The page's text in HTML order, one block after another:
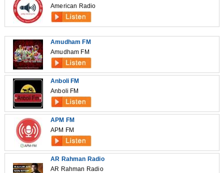
American Radio
Amudham FM
Amudham FM
Anboli FM
Anboli FM
APM FM
APM FM
AR Rahman Radio
AR Rahman Radio